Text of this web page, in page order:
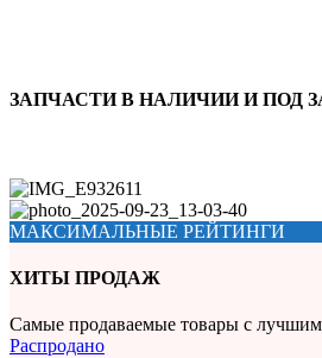
ЗАПЧАСТИ В НАЛИЧИИ И ПОД
МАКСИМАЛЬНЫЕ РЕЙТИНГИ
ХИТЫ ПРОДАЖ
Самые продаваемые товары с
Распродано